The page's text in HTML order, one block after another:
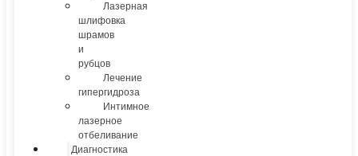
Лазерная
шлифовка
шрамов
и
рубцов
Лечение
гипергидроза
Интимное
лазерное
отбеливание
Диагностика